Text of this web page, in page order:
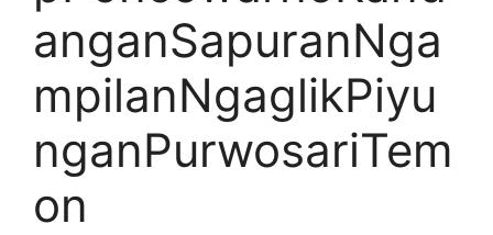
anganSapuranNga
mpilanNgaglikPiyu
nganPurwosariTem
on